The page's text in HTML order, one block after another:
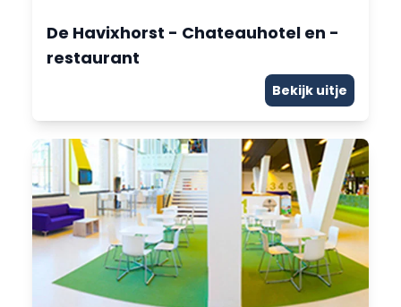
De Havixhorst - Chateauhotel en -
restaurant
Bekijk uitje